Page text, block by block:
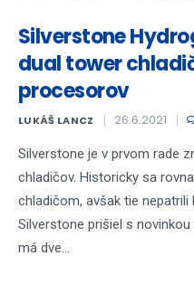
Silverstone
dual tower
procesorov
LUKÁŠ LANCZ 26.6.2021
Silverstone je v prvom rade
chladičov. Historicky sa
chladičom, avšak tie
Silverstone prišiel s
má dve...